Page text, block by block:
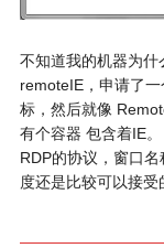
不知道我的机器为
remoteIE，申请了
标，然后就像
有个容器 包含着IE
RDP的协议，窗口
度还是比较可以接受